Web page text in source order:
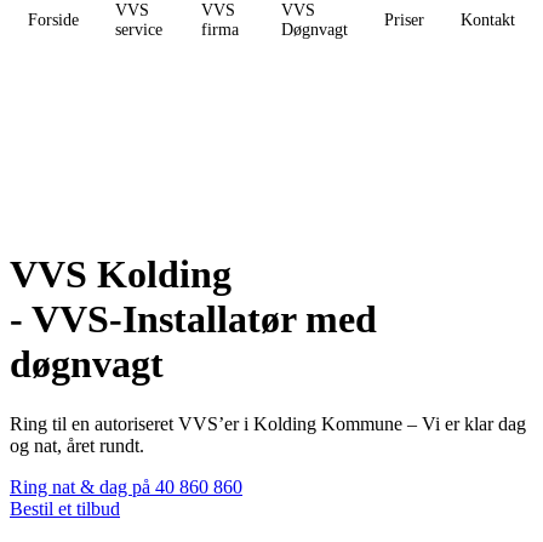
Forside
VVS
service
VVS
firma
VVS
Døgnvagt
Priser Kontakt
VVS Kolding
- VVS-Installatør med
døgnvagt
Ring til en autoriseret VVS’er i Kolding Kommune – Vi er klar dag
og nat, året rundt.
Ring nat & dag på 40 860 860
Bestil et tilbud